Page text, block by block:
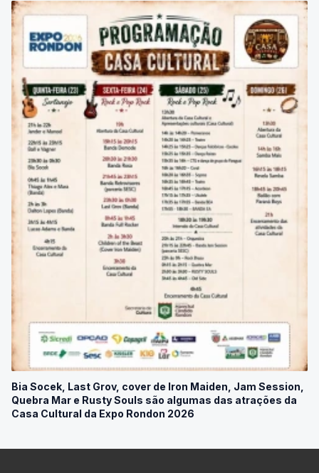
Bia Socek, Last Grov, cover de Iron Maiden, Jam Session,
Quebra Mar e Rusty Souls são algumas das atrações da
Casa Cultural da Expo Rondon 2026